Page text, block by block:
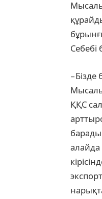
Себебі
–
ҚҚС
алайда